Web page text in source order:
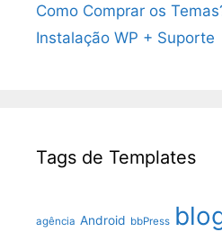
Como Comprar os
Instalação WP + Suporte
Tags de Templates
agência Android bbPress